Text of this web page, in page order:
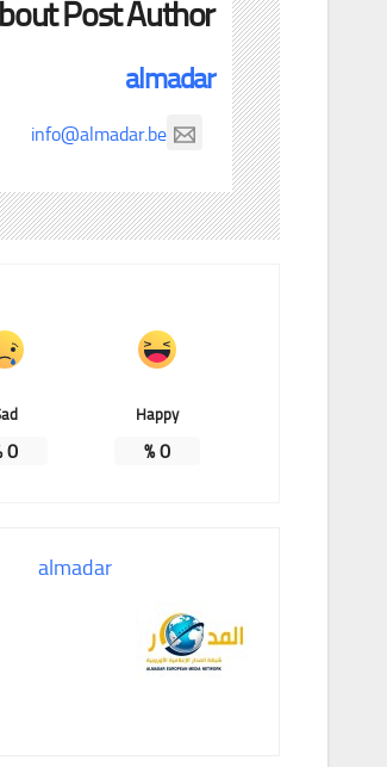
Post Author
almadar
info@almadar.be
Happy
0
%
0
almadar